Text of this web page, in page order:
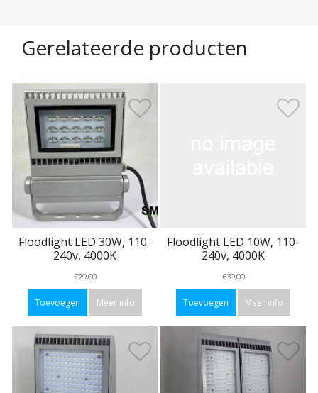
Gerelateerde producten
Floodlight LED 30W, 110-
240v, 4000K
€79,00
Toevoegen Meer info
Floodlight LED 10W, 110-
240v, 4000K
€39,00
Toevoegen Meer info